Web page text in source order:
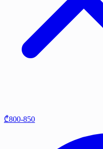
₾800-850